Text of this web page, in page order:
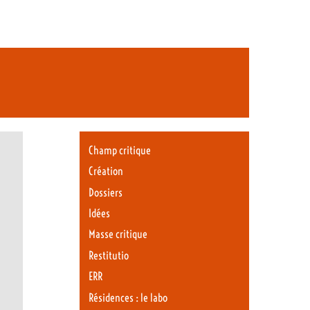
Champ critique
Création
Dossiers
Idées
Masse critique
Restitutio
ERR
Résidences : le labo